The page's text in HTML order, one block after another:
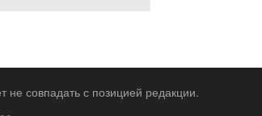
совпадать с позицией редакции.